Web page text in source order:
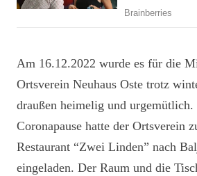
Am 16.12.2022 wurde es für die
Ortsverein Neuhaus Oste trotz
draußen heimelig und
Coronapause hatte der Ortsverein
Restaurant “Zwei Linden” nach
eingeladen. Der Raum und die